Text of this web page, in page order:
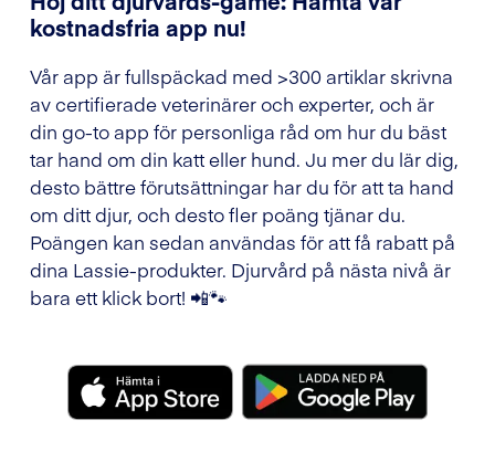
kostnadsfria app nu!
Vår app är fullspäckad med >300 artiklar skrivna
av certifierade veterinärer och experter, och är
din go-to app för personliga råd om hur du bäst
tar hand om din katt eller hund. Ju mer du lär dig,
desto bättre förutsättningar har du för att ta hand
om ditt djur, och desto fler poäng tjänar du.
Poängen kan sedan användas för att få rabatt på
dina Lassie-produkter. Djurvård på nästa nivå är
bara ett klick bort! 📲🐾